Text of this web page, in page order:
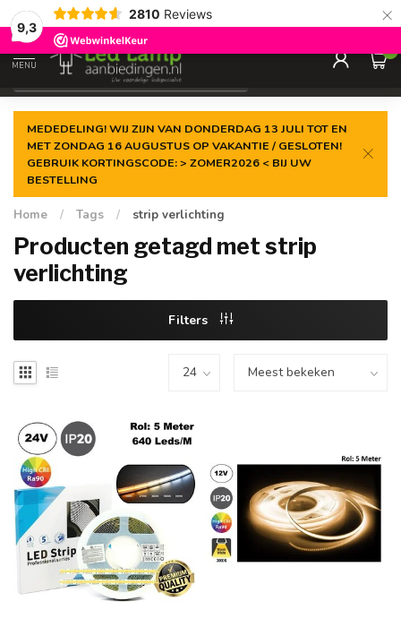
9,3
2810 Reviews ×
Gegarandeerde delaagste prijs
MENU
0
MEDEDELING! WIJ ZIJN VAN DONDERDAG 13 JULI TOT EN
MET ZONDAG 16 AUGUSTUS OP VAKANTIE / GESLOTEN!
GEBRUIK KORTINGSCODE: > ZOMER2026 < BIJ UW
BESTELLING
Home / Tags / strip verlichting
Producten getagd met strip
verlichting
Filters